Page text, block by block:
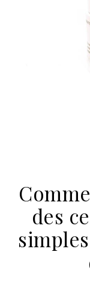
des